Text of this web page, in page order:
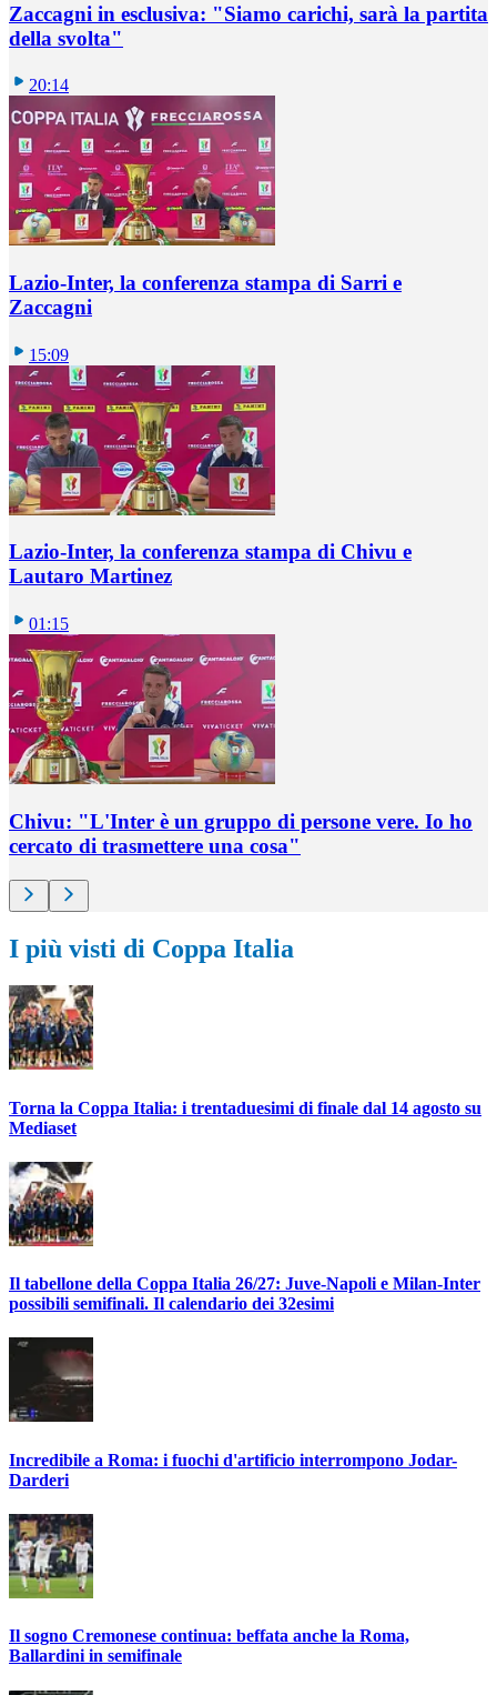
Zaccagni in esclusiva: "Siamo carichi, sarà la partita
della svolta"
20:14
Lazio-Inter, la conferenza stampa di Sarri e
Zaccagni
15:09
Lazio-Inter, la conferenza stampa di Chivu e
Lautaro Martinez
01:15
Chivu: "L'Inter è un gruppo di persone vere. Io ho
cercato di trasmettere una cosa"
I più visti di Coppa Italia
Torna la Coppa Italia: i trentaduesimi di finale dal 14 agosto su
Mediaset
Il tabellone della Coppa Italia 26/27: Juve-Napoli e Milan-Inter
possibili semifinali. Il calendario dei 32esimi
Incredibile a Roma: i fuochi d'artificio interrompono Jodar-
Darderi
Il sogno Cremonese continua: beffata anche la Roma,
Ballardini in semifinale